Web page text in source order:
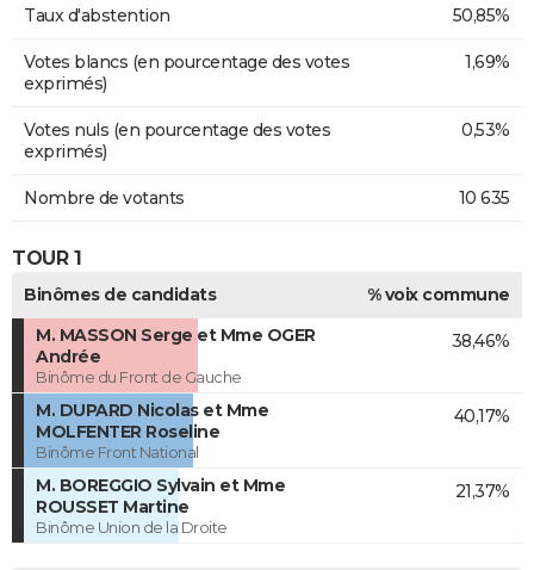
Taux d'abstention 50,85%
Votes blancs (en pourcentage des votes
exprimés)
1,69%
Votes nuls (en pourcentage des votes
exprimés)
0,53%
Nombre de votants 10 635
TOUR 1
Binômes de candidats
% voix commune
M. MASSON Serge et Mme OGER
Andrée
Binôme du Front de Gauche
38,46%
M. DUPARD Nicolas et Mme
MOLFENTER Roseline
Binôme Front National
40,17%
M. BOREGGIO Sylvain et Mme
ROUSSET Martine
Binôme Union de la Droite
21,37%